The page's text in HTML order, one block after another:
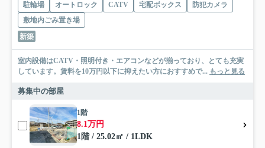
駐輪場 オートロック CATV 宅配ボックス
防犯カメラ
敷地内ごみ置き場
新築
室内設備はCATV・照明付き・エアコンなどが揃っており、とても充実
しています。賃料を10万円以下に抑えたい方におすすめで... もっと見る
募集中の部屋
1階
8.1万円
1階 / 25.02㎡ / 1LDK